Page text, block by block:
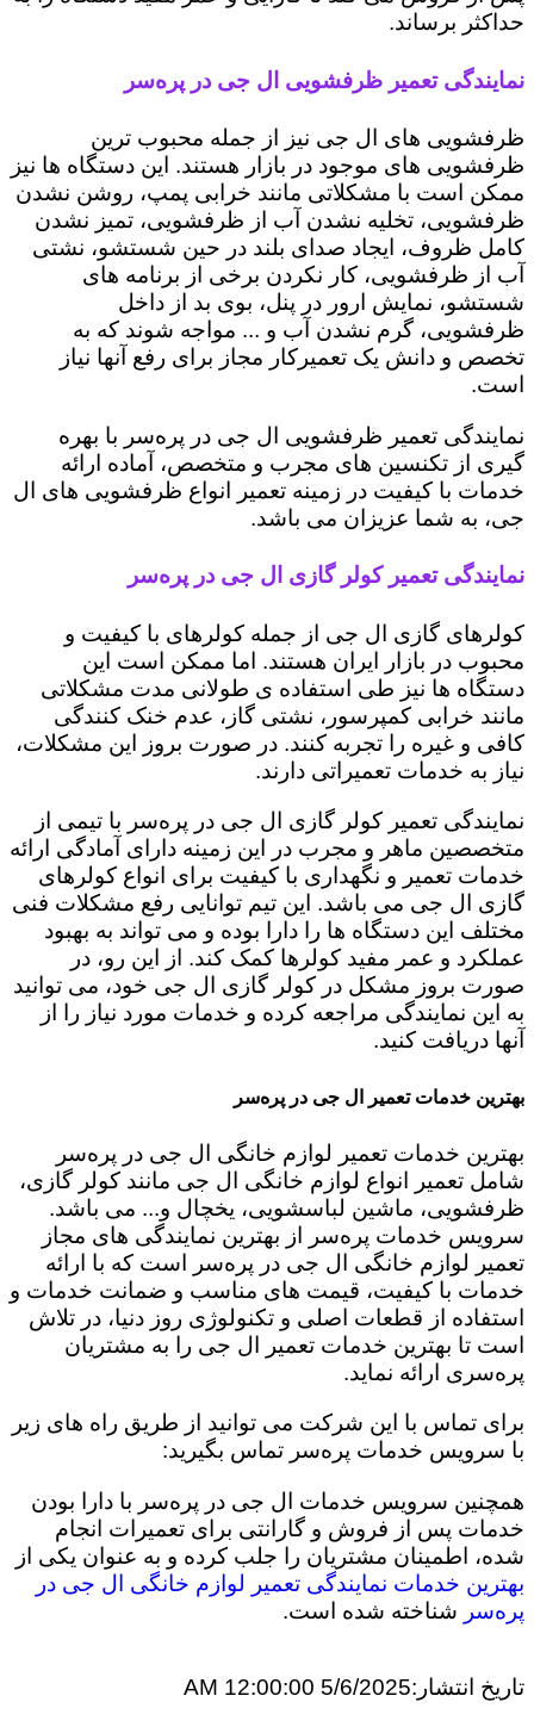
حداکثر برساند.
نمایندگی تعمیر ظرفشویی ال جی در پره‌سر
ظرفشویی های ال جی نیز از جمله محبوب ترین
ظرفشویی های موجود در بازار هستند. این دستگاه ها نیز
ممکن است با مشکلاتی مانند خرابی پمپ، روشن نشدن
ظرفشویی، تخلیه نشدن آب از ظرفشویی، تمیز نشدن
کامل ظروف، ایجاد صدای بلند در حین شستشو، نشتی
آب از ظرفشویی، کار نکردن برخی از برنامه های
شستشو، نمایش ارور در پنل، بوی بد از داخل
ظرفشویی، گرم نشدن آب و ... مواجه شوند که به
تخصص و دانش یک تعمیرکار مجاز برای رفع آنها نیاز
است.
نمایندگی تعمیر ظرفشویی ال جی در پره‌سر با بهره
گیری از تکنسین های مجرب و متخصص، آماده ارائه
خدمات با کیفیت در زمینه تعمیر انواع ظرفشویی های ال
جی، به شما عزیزان می باشد.
نمایندگی تعمیر کولر گازی ال جی در پره‌سر
کولرهای گازی ال جی از جمله کولرهای با کیفیت و
محبوب در بازار ایران هستند. اما ممکن است این
دستگاه ها نیز طی استفاده ی طولانی مدت مشکلاتی
مانند خرابی کمپرسور، نشتی گاز، عدم خنک کنندگی
کافی و غیره را تجربه کنند. در صورت بروز این مشکلات،
نیاز به خدمات تعمیراتی دارند.
نمایندگی تعمیر کولر گازی ال جی در پره‌سر با تیمی از
متخصصین ماهر و مجرب در این زمینه دارای آمادگی ارائه
خدمات تعمیر و نگهداری با کیفیت برای انواع کولرهای
گازی ال جی می باشد. این تیم توانایی رفع مشکلات فنی
مختلف این دستگاه ها را دارا بوده و می تواند به بهبود
عملکرد و عمر مفید کولرها کمک کند. از این رو، در
صورت بروز مشکل در کولر گازی ال جی خود، می توانید
به این نمایندگی مراجعه کرده و خدمات مورد نیاز را از
آنها دریافت کنید.
بهترین خدمات تعمیر ال جی در پره‌سر
بهترین خدمات تعمیر لوازم خانگی ال جی در پره‌سر
شامل تعمیر انواع لوازم خانگی ال جی مانند کولر گازی،
ظرفشویی، ماشین لباسشویی، یخچال و... می باشد.
سرویس خدمات پره‌سر از بهترین نمایندگی های مجاز
تعمیر لوازم خانگی ال جی در پره‌سر است که با ارائه
خدمات با کیفیت، قیمت های مناسب و ضمانت خدمات و
استفاده از قطعات اصلی و تکنولوژی روز دنیا، در تلاش
است تا بهترین خدمات تعمیر ال جی را به مشتریان
پره‌سری ارائه نماید.
برای تماس با این شرکت می توانید از طریق راه های زیر
با سرویس خدمات پره‌سر تماس بگیرید:
همچنین سرویس خدمات ال جی در پره‌سر با دارا بودن
خدمات پس از فروش و گارانتی برای تعمیرات انجام
شده، اطمینان مشتریان را جلب کرده و به عنوان یکی از
بهترین خدمات نمایندگی تعمیر لوازم خانگی ال جی در
پره‌سر شناخته شده است.
تاریخ انتشار:5/6/2025 12:00:00 AM